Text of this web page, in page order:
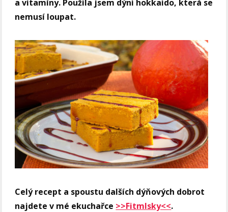
a vitamíny. Použila jsem dýni hokkaido, která se
nemusí loupat.
Celý recept a spoustu dalších dýňových dobrot
najdete v mé ekuchařce >>Fitmlsky<<.